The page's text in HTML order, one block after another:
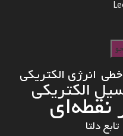
خطی انرژی الکتریکی
الکتریکی
نقطه‌ای
تابع دلتا